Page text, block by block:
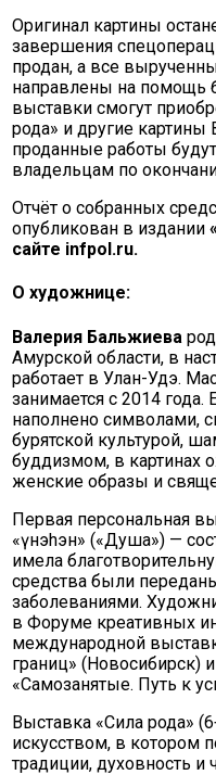
Оригинал картины
завершения
продан, а все
направлены на помощь
выставки смогут
рода» и другие картины
проданные работы
владельцам по
Отчёт о собранных
опубликован в издании
сайте infpol.ru.
О художнице:
Валерия Бальжиева
Амурской области, в
работает в Улан-Удэ.
занимается с 2014 года.
наполнено символами,
бурятской культурой,
буддизмом, в картинах
женские образы и
Первая персональная
«Һүнэhэн» («Душа») —
имела
средства были
заболеваниями.
в Форуме креативных
международной
границ» (Новосибирск)
«Самозанятые. Путь к
Выставка «Сила рода»
искусством, в котором
традиции, духовность и